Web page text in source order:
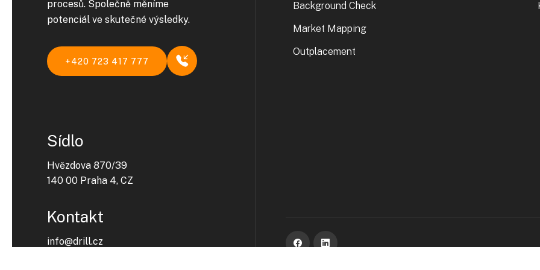
procesů. Společně měníme
potenciál ve skutečné výsledky.
+420 723 417 777
Sídlo
Hvězdova 870/39
140 00 Praha 4, CZ
Kontakt
info@drill.cz
Background Check
Market Mapping
Outplacement